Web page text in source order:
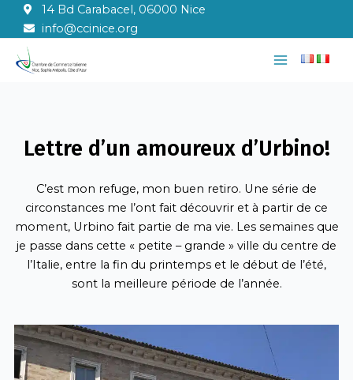
contenu
14 Bd Carabacel, 06000 Nice
info@ccinice.org
Main
Lettre d’un amoureux d’Urbino!
C’est mon refuge, mon buen retiro. Une série de
circonstances me l’ont fait découvrir et à partir de ce
moment, Urbino fait partie de ma vie. Les semaines que
je passe dans cette « petite – grande » ville du centre de
l’Italie, entre la fin du printemps et le début de l’été,
sont la meilleure période de l’année.